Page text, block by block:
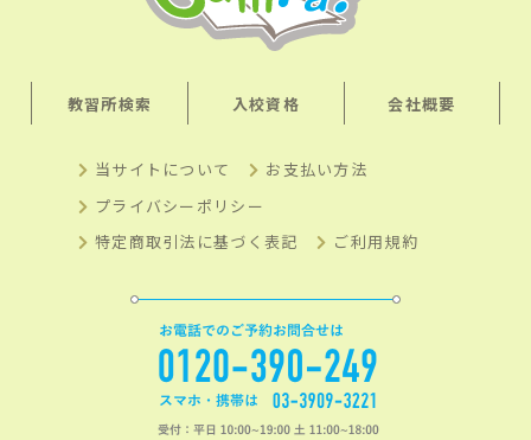
教習所検索 入校資格 会社概要
当サイトについて
お支払い方法
プライバシーポリシー
特定商取引法に基づく表記
ご利用規約